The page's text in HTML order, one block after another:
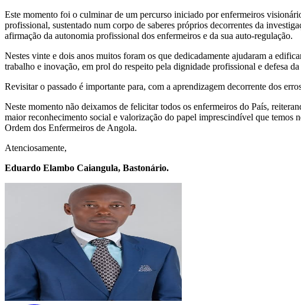
Este momento foi o culminar de um percurso iniciado por enfermeiros
profissional, sustentado num corpo de saberes próprios decorrentes da
afirmação da autonomia profissional dos enfermeiros e da sua auto-regulação.
Nestes vinte e dois anos muitos foram os que dedicadamente ajudaram a
trabalho e inovação, em prol do respeito pela dignidade profissional e defesa
Revisitar o passado é importante para, com a aprendizagem decorrente dos
Neste momento não deixamos de felicitar todos os enfermeiros do País,
maior reconhecimento social e valorização do papel imprescindível que temos
Ordem dos Enfermeiros de Angola.
Atenciosamente,
Eduardo Elambo Caiangula, Bastonário.